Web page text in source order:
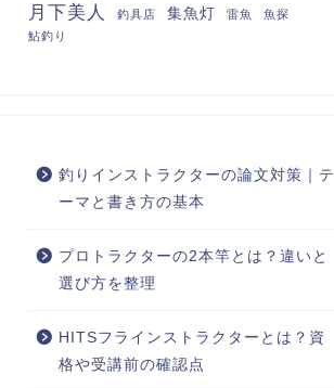
月下美人 釣具店 集魚灯 雷魚
魚探
鮎釣り
釣りインストラクターの論文対策｜テ
ーマと書き方の基本
プロトラクターの2本竿とは？違いと
選び方を整理
HITSフラインストラクターとは？資
格や受講前の確認点